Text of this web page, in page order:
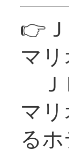
👉
マ
Ｊ
マ
る